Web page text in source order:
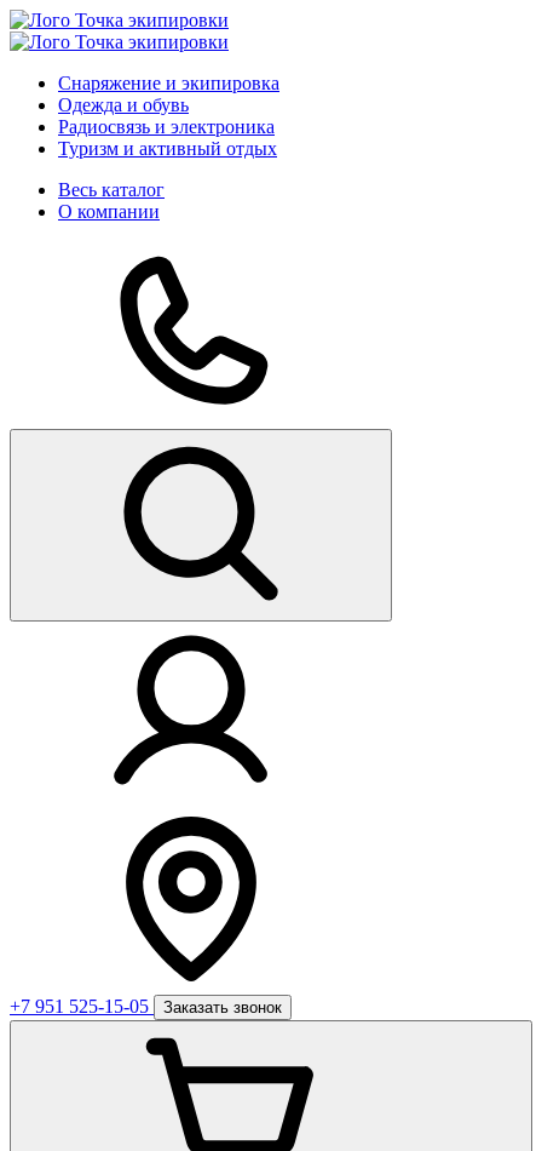
Снаряжение и экипировка
Одежда и обувь
Радиосвязь и электроника
Туризм и активный отдых
Весь каталог
О компании
+7 951 525-15-05 Заказать звонок